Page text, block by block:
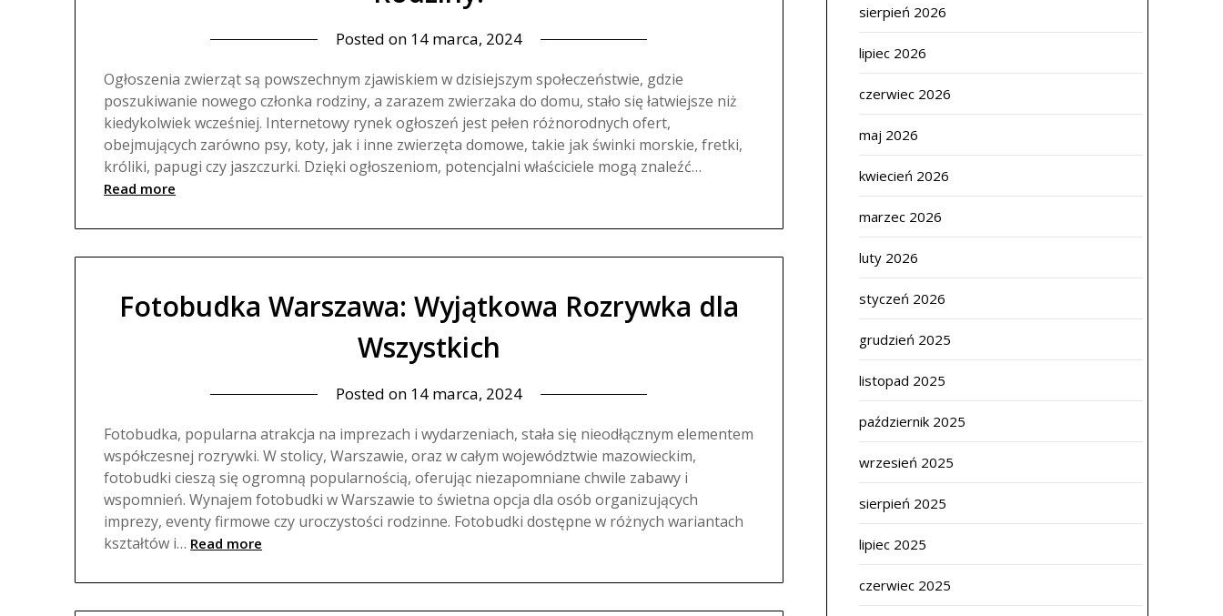
Posted on 14 marca, 2024
Ogłoszenia zwierząt są powszechnym zjawiskiem w dzisiejszym społeczeństwie, gdzie
poszukiwanie nowego członka rodziny, a zarazem zwierzaka do domu, stało się łatwiejsze niż
kiedykolwiek wcześniej. Internetowy rynek ogłoszeń jest pełen różnorodnych ofert,
obejmujących zarówno psy, koty, jak i inne zwierzęta domowe, takie jak świnki morskie, fretki,
króliki, papugi czy jaszczurki. Dzięki ogłoszeniom, potencjalni właściciele mogą znaleźć…
Read more
Fotobudka Warszawa: Wyjątkowa Rozrywka dla
Wszystkich
Posted on 14 marca, 2024
Fotobudka, popularna atrakcja na imprezach i wydarzeniach, stała się nieodłącznym elementem
współczesnej rozrywki. W stolicy, Warszawie, oraz w całym województwie mazowieckim,
fotobudki cieszą się ogromną popularnością, oferując niezapomniane chwile zabawy i
wspomnień. Wynajem fotobudki w Warszawie to świetna opcja dla osób organizujących
imprezy, eventy firmowe czy uroczystości rodzinne. Fotobudki dostępne w różnych wariantach
kształtów i… Read more
sierpień 2026
lipiec 2026
czerwiec 2026
maj 2026
kwiecień 2026
marzec 2026
luty 2026
styczeń 2026
grudzień 2025
listopad 2025
październik 2025
wrzesień 2025
sierpień 2025
lipiec 2025
czerwiec 2025